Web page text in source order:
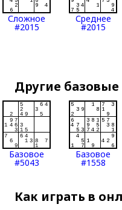
Сложное
#2015
Среднее
#2015
Другие базовые
Базовое
#5043
Базовое
#1558
Как играть в